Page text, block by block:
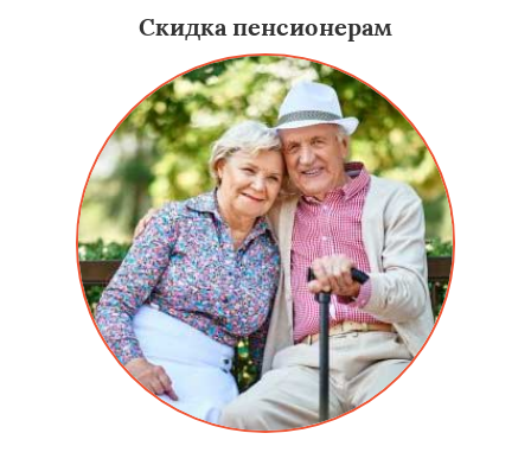
Скидка пенсионерам